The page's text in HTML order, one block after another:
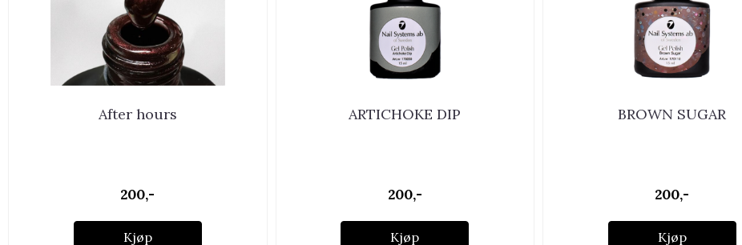
After hours
200,-
Kjøp
ARTICHOKE DIP
200,-
Kjøp
BROWN SUGAR
200,-
Kjøp